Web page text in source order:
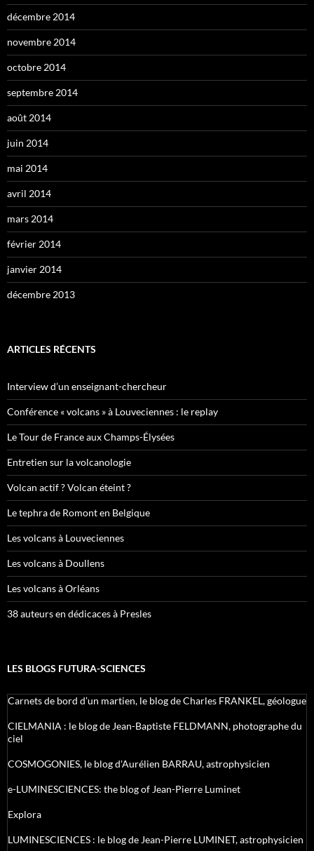
décembre 2014
novembre 2014
octobre 2014
septembre 2014
août 2014
juin 2014
mai 2014
avril 2014
mars 2014
février 2014
janvier 2014
décembre 2013
ARTICLES RÉCENTS
Interview d’un enseignant-chercheur
Conférence « volcans » à Louveciennes : le replay
Le Tour de France aux Champs-Élysées
Entretien sur la volcanologie
Volcan actif ? Volcan éteint ?
Le tephra de Romont en Belgique
Les volcans à Louveciennes
Les volcans à Doullens
Les volcans à Orléans
38 auteurs en dédicaces à Presles
LES BLOGS FUTURA-SCIENCES
Carnets de bord d’un martien, le blog de Charles FRANKEL, géologue
CIELMANIA : le blog de Jean-Baptiste FELDMANN, photographe du
ciel
COSMOGONIES, le blog d'Aurélien BARRAU, astrophysicien
e-LUMINESCIENCES: the blog of Jean-Pierre Luminet
Explora
LUMINESCIENCES : le blog de Jean-Pierre LUMINET, astrophysicien